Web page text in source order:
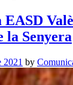
EASD
la Senyera
2021 by